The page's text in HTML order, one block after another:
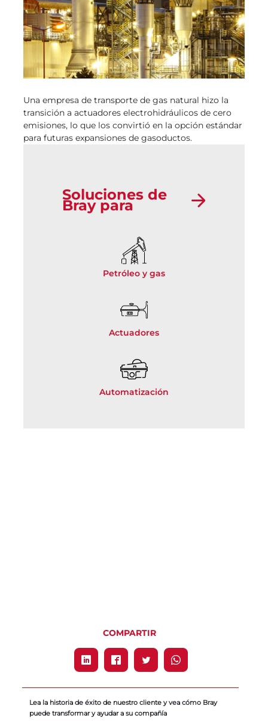
Una empresa de transporte de gas natural hizo la
transición a actuadores electrohidráulicos de cero
emisiones, lo que los convirtió en la opción estándar
para futuras expansiones de gasoductos.
Soluciones de
Bray para
Petróleo y gas
Actuadores
Automatización
COMPARTIR
Lea la historia de éxito de nuestro cliente y vea cómo Bray
puede transformar y ayudar a su compañía